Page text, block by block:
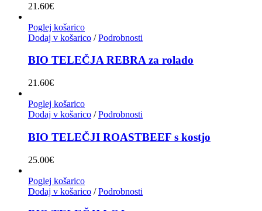
21.60€
Poglej košarico
Dodaj v košarico / Podrobnosti
BIO TELEČJA REBRA za rolado
21.60€
Poglej košarico
Dodaj v košarico / Podrobnosti
BIO TELEČJI ROASTBEEF s kostjo
25.00€
Poglej košarico
Dodaj v košarico / Podrobnosti